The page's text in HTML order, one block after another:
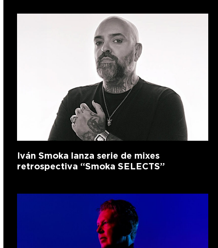
Iván Smoka lanza serie de mixes
retrospectiva “Smoka SELECTS”